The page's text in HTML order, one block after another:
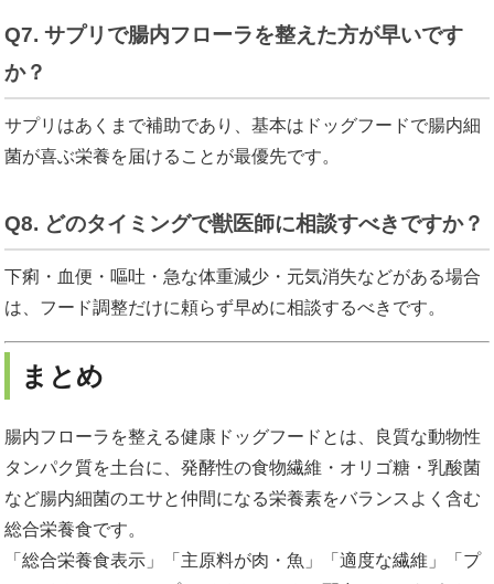
Q7. サプリで腸内フローラを整えた方が早いです
か？
サプリはあくまで補助であり、基本はドッグフードで腸内細
菌が喜ぶ栄養を届けることが最優先です。
Q8. どのタイミングで獣医師に相談すべきですか？
下痢・血便・嘔吐・急な体重減少・元気消失などがある場合
は、フード調整だけに頼らず早めに相談するべきです。
まとめ
腸内フローラを整える健康ドッグフードとは、良質な動物性
タンパク質を土台に、発酵性の食物繊維・オリゴ糖・乳酸菌
など腸内細菌のエサと仲間になる栄養素をバランスよく含む
総合栄養食です。
「総合栄養食表示」「主原料が肉・魚」「適度な繊維」「プ